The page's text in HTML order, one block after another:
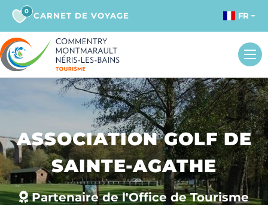
0 CARNET DE VOYAGE FR
ASSOCIATION GOLF DE
SAINTE-AGATHE
Partenaire de l'Office de Tourisme